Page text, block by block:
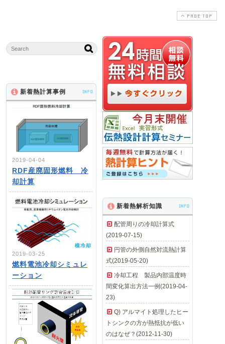
PAGE TOP
新着熱計算事例 INFO
2019-04-04
RDF産廃固形燃料 冷
却計算
2019-03-25
燃料電池冷却シミュレ
ーション
新着熱解析知識 INFO
配管周りの冷却計算式
(2019-07-15)
円管の外側自然対流熱計算
式(2019-05-20)
冷却工程 製品内部温度時
間変化算出方法一例(2019-04-
23)
Q) アルマイト処理したヒー
トシンクの方が熱抵抗が低い
のはなぜ？(2012-11-30)